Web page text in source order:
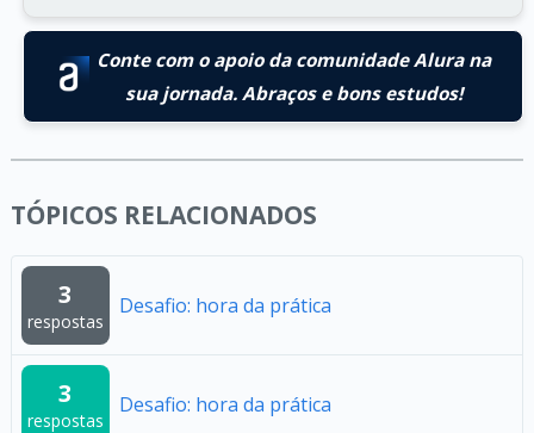
Conte com o apoio da comunidade Alura na
sua jornada. Abraços e bons estudos!
TÓPICOS RELACIONADOS
3
respostas
Desafio: hora da prática
3
respostas
Desafio: hora da prática